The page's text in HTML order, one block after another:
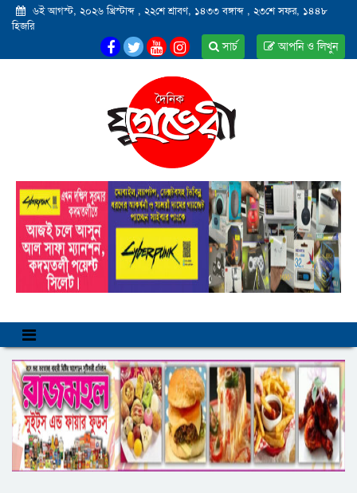
৬ই আগস্ট, ২০২৬ খ্রিস্টাব্দ , ২২শে শ্রাবণ, ১৪৩৩ বঙ্গাব্দ , ২৩শে সফর, ১৪৪৮
হিজরি
আপনি ও লিখুন
সার্চ